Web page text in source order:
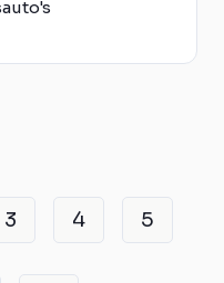
3 4 5